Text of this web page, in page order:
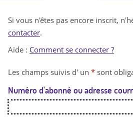
n
t
a
Si vous n'êtes pas encore inscrit,
contacter.
Aide : Comment se connecter ?
Les champs suivis d' un * sont
Numéro d'abonné ou adresse